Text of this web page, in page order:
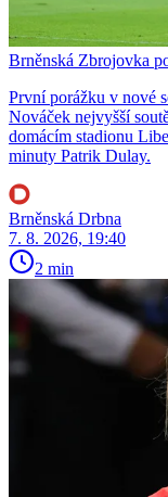
Brněnská Zbrojovka
První porážku v nové
Nováček nejvyšší
domácím stadionu
minuty Patrik Dulay.
Brněnská Drbna
7. 8. 2026, 19:40
2 min